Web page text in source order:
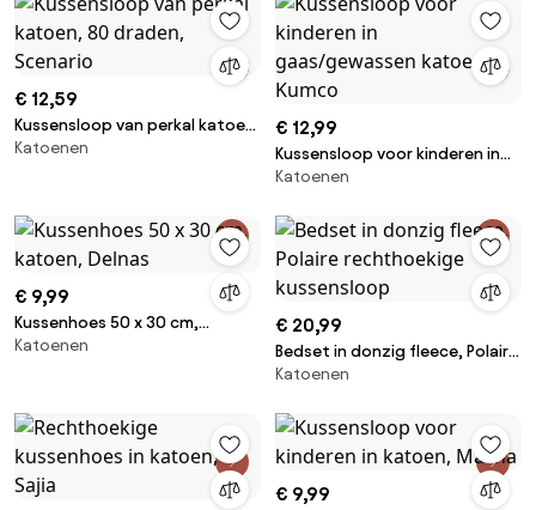
€ 12,59
Kussensloop van perkal katoen,
80 draden, Scenario
Katoenen
€ 12,99
Kussensloop voor kinderen in
gaas/gewassen katoen, Kumco
Katoenen
€ 9,99
Kussenhoes 50 x 30 cm,
katoen, Delnas
Katoenen
€ 20,99
Bedset in donzig fleece, Polaire
rechthoekige kussensloop
Katoenen
€ 9,99